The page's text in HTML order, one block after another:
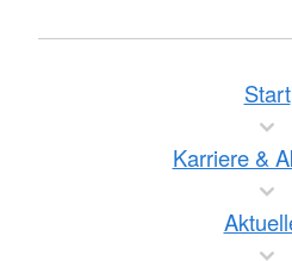
Start
Karriere &